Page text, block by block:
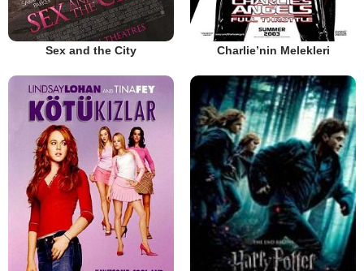
Sex and the City Charlie’nin Melekleri